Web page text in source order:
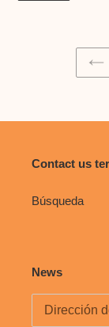
Contact us
Búsqueda
News